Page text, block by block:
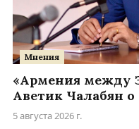
Мнения
«Армения между
Аветик Чалабян
5 августа 2026 г.